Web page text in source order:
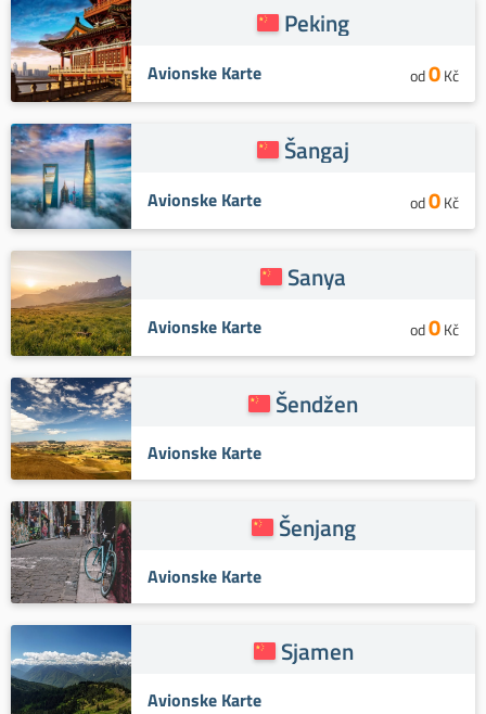
Peking
Avionske Karte od0Kč
Šangaj
Avionske Karte od0Kč
Sanya
Avionske Karte od0Kč
Šendžen
Avionske Karte
Šenjang
Avionske Karte
Sjamen
Avionske Karte